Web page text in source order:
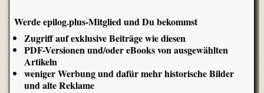
Werde epilog.plus-Mitglied und Du bekommst
Zugriff auf exklusive Beiträge wie diesen
PDF-Versionen und/oder eBooks von ausgewählten
Artikeln
weniger Werbung und dafür mehr historische Bilder
und alte Reklame